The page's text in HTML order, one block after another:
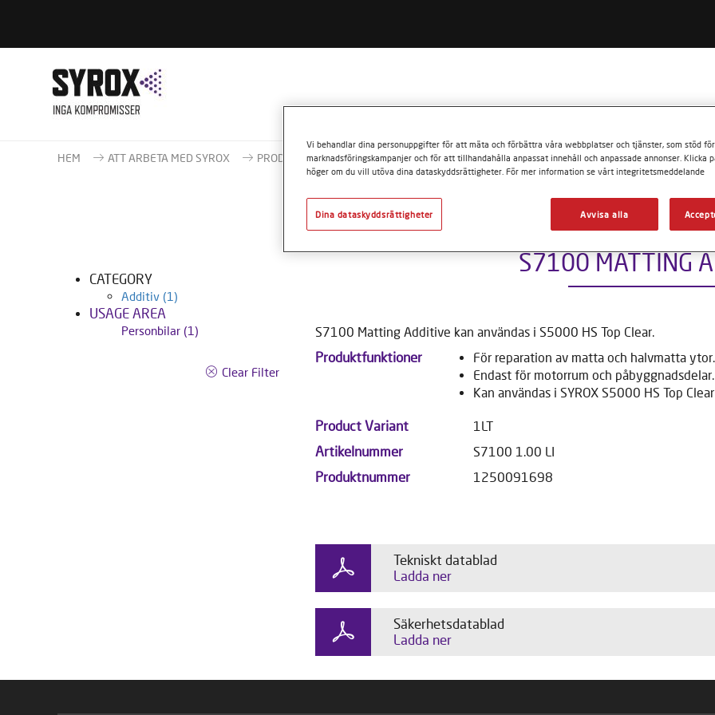
HEM ATT ARBETA MED SYROX PRODUKTER Additiv S7100 MATTING ADDITIVE
CATEGORY
Additiv (1)
USAGE AREA
Personbilar (1)
Clear Filter
S7100 MATTING
S7100 Matting Additive kan användas i S5000 HS Top Clear.
Produktfunktioner
För reparation av matta och halvmatta ytor.
Endast för motorrum och påbyggnadsdelar.
Kan användas i SYROX S5000 HS Top
Product Variant 1LT
Artikelnummer S7100 1.00 LI
Produktnummer 1250091698
Tekniskt datablad
Ladda ner
Säkerhetsdatablad
Ladda ner
Vi behandlar dina personuppgifter för att mäta och förbättra våra webbplatser och tjänster, som stöd för
marknadsföringskampanjer och för att tillhandahålla anpassat innehåll och anpassade annonser. Klicka
höger om du vill utöva dina dataskyddsrättigheter. För mer information se vårt integritetsmeddelande
Avvisa alla
Dina dataskyddsrättigheter